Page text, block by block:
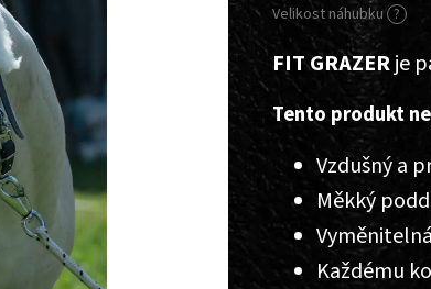
Velikost náhubku ?
FIT GRAZERje
Tento produkt
Vzdušný a
Měkký
Každému